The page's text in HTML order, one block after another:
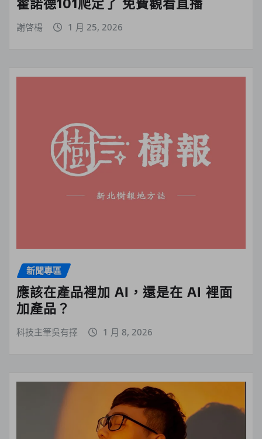
謝啓楊 1 月 25, 2026
新聞專區
應該在產品裡加 AI，還是在 AI 裡面
加產品？
科技主筆吳有擇 1 月 8, 2026